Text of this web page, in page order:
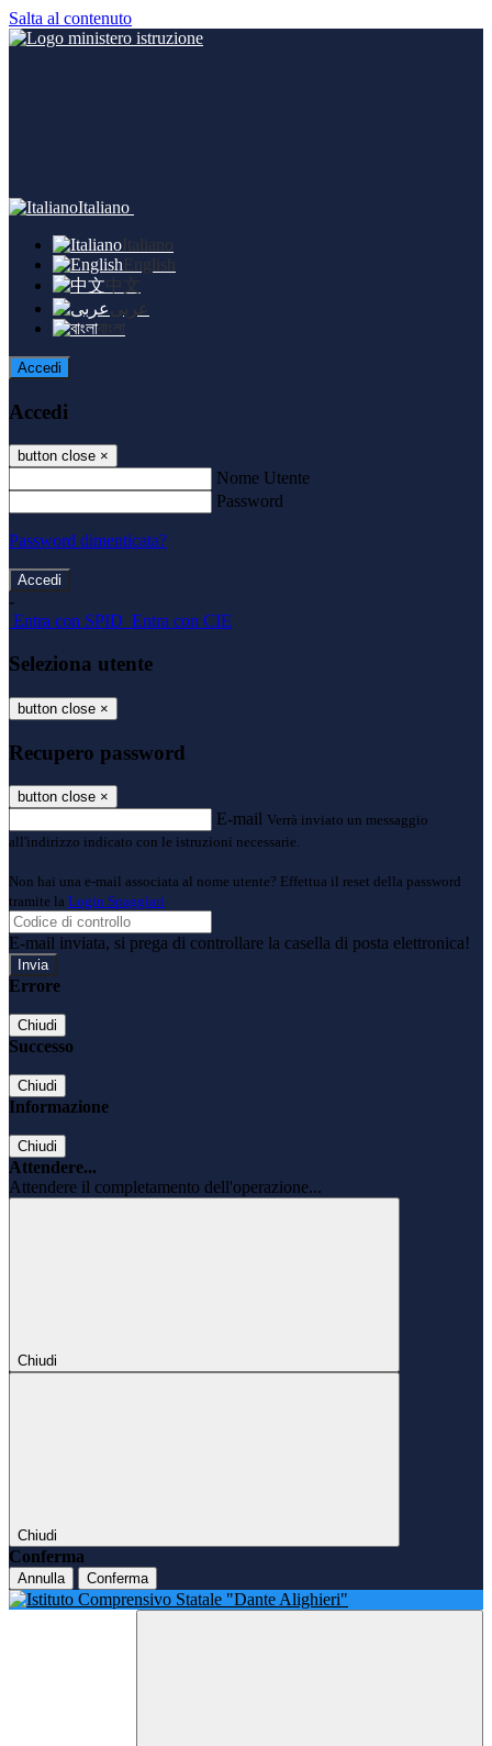
Salta al contenuto
Italiano
Italiano
English
中文
عربى
বাংলা
Accedi
Accedi
button close ×
Nome Utente
Password
Password dimenticata?
-
Entra con SPID Entra con CIE
Seleziona utente
button close ×
Recupero password
button close ×
E-mail Verrà inviato un messaggio
all'indirizzo indicato con le istruzioni necessarie.
Non hai una e-mail associata al nome utente? Effettua il reset della password
tramite la Login Spaggiari
E-mail inviata, si prega di controllare la casella di posta elettronica!
Errore
Chiudi
Successo
Chiudi
Informazione
Chiudi
Attendere...
Attendere il completamento dell'operazione...
Chiudi
Chiudi
Conferma
Annulla Conferma